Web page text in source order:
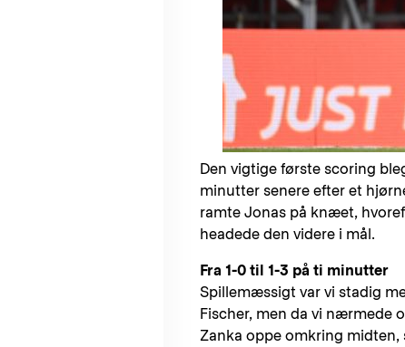
Den vigtige første scoring
minutter senere efter et
ramte Jonas på knæet,
headede den videre i mål.
Fra 1-0 til 1-3 på ti minutter
Spillemæssigt var vi stadig
Fischer, men da vi nærmede
Zanka oppe omkring